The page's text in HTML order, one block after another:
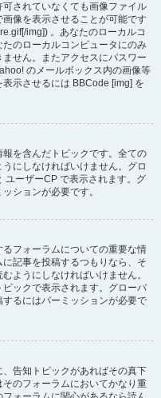
されていなくても画像ファイル
像を表示させることが可能です
img]) 。あなたのローカルコ
のローカルコンピュータにのみ
せん。またアクセスにパスワー
のメールボックス内の画像等
示させるには BBCode [img] を
を含んだトピックです。全ての
にしなければいけません。グロ
ユーザーCP で表示されます。グ
ションが必要です。
フォーラムについての重要な情
記事を投稿するつもりなら、そ
ようにしなければいけません。
ックで表示されます。グローバ
るにはパーミッションが必要で
告知トピックがあればその真下
のフォーラムにおいてかなり重